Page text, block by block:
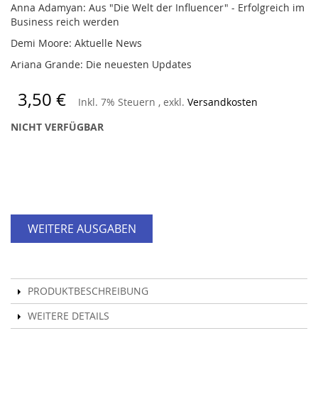
Anna Adamyan: Aus "Die Welt der Influencer" - Erfolgreich im
Business reich werden
Demi Moore: Aktuelle News
Ariana Grande: Die neuesten Updates
3,50 € Inkl. 7% Steuern , exkl. Versandkosten
NICHT VERFÜGBAR
WEITERE AUSGABEN
PRODUKTBESCHREIBUNG
WEITERE DETAILS